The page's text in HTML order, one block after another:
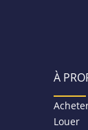
À
Louer